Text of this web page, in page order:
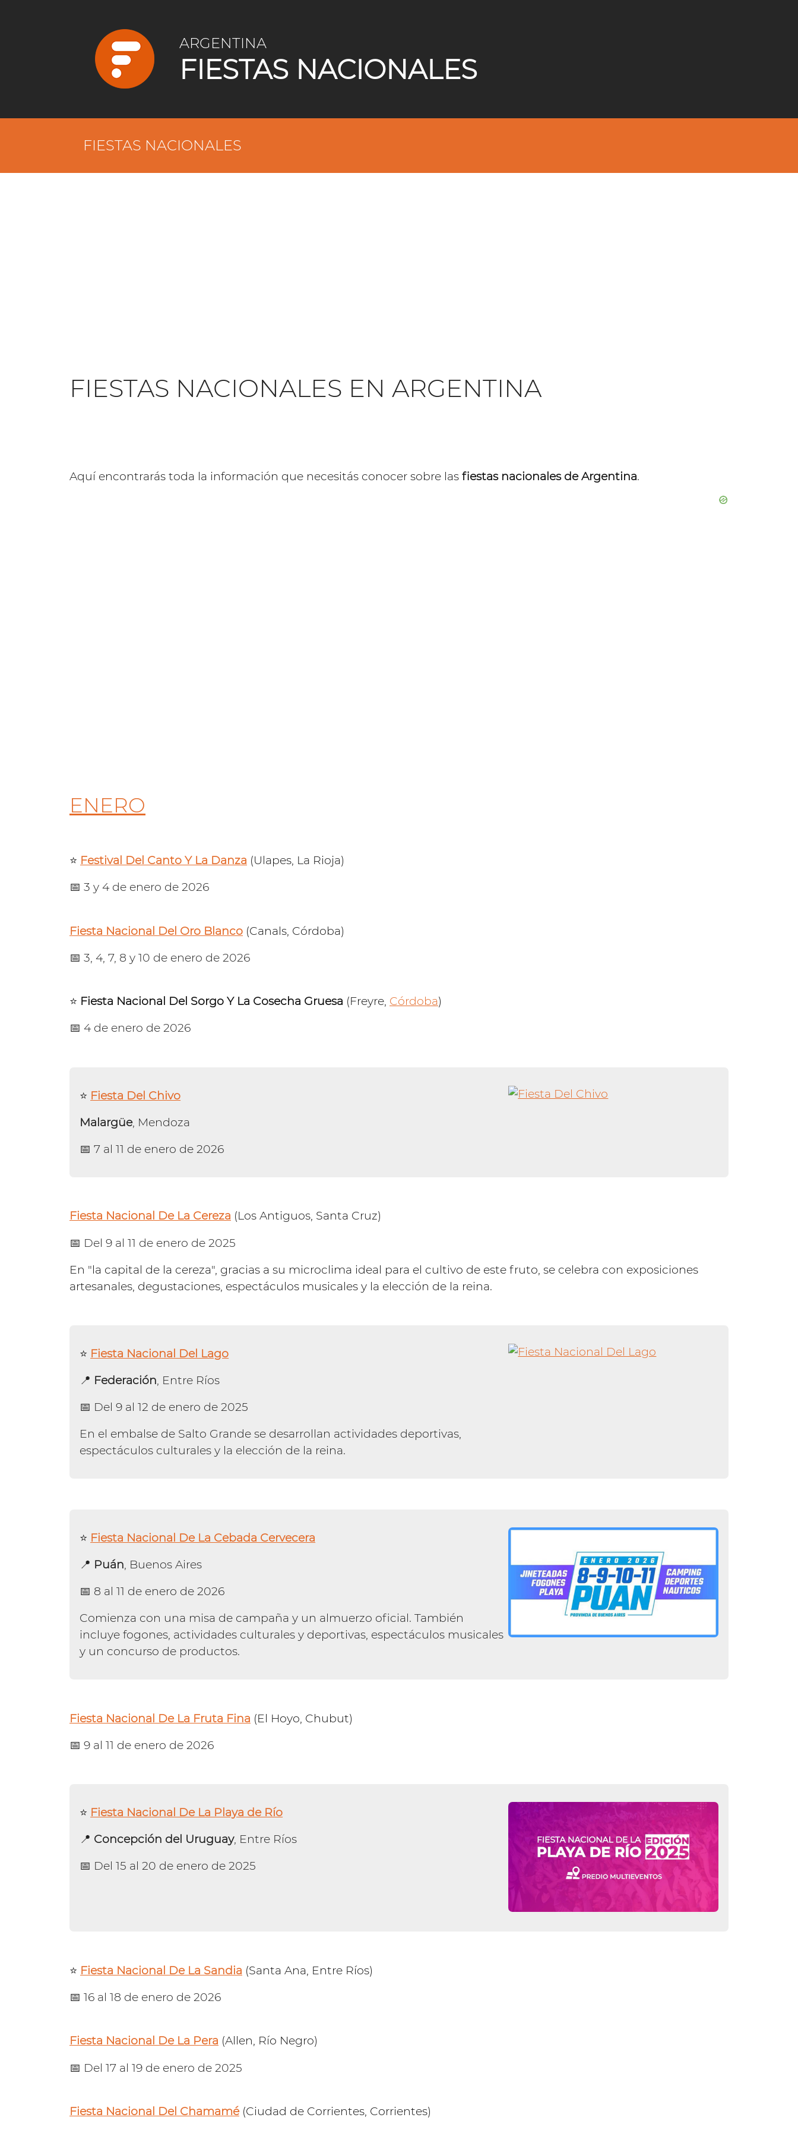
ARGENTINA
FIESTAS NACIONALES
FIESTAS NACIONALES
FIESTAS NACIONALES EN ARGENTINA
Aquí encontrarás toda la información que necesitás conocer sobre las fiestas nacionales de Argentina.
ENERO
⭐️ Festival Del Canto Y La Danza (Ulapes, La Rioja)
📅 3 y 4 de enero de 2026
Fiesta Nacional Del Oro Blanco (Canals, Córdoba)
📅 3, 4, 7, 8 y 10 de enero de 2026
⭐️ Fiesta Nacional Del Sorgo Y La Cosecha Gruesa (Freyre, Córdoba)
📅 4 de enero de 2026
⭐️ Fiesta Del Chivo
Malargüe, Mendoza
📅 7 al 11 de enero de 2026
Fiesta Nacional De La Cereza (Los Antiguos, Santa Cruz)
📅 Del 9 al 11 de enero de 2025
En "la capital de la cereza", gracias a su microclima ideal para el cultivo de este fruto, se celebra con exposiciones
artesanales, degustaciones, espectáculos musicales y la elección de la reina.
⭐️ Fiesta Nacional Del Lago
📍 Federación, Entre Ríos
📅 Del 9 al 12 de enero de 2025
En el embalse de Salto Grande se desarrollan actividades deportivas,
espectáculos culturales y la elección de la reina.
⭐️ Fiesta Nacional De La Cebada Cervecera
📍 Puán, Buenos Aires
📅 8 al 11 de enero de 2026
Comienza con una misa de campaña y un almuerzo oficial. También
incluye fogones, actividades culturales y deportivas, espectáculos musicales
y un concurso de productos.
Fiesta Nacional De La Fruta Fina (El Hoyo, Chubut)
📅 9 al 11 de enero de 2026
⭐️ Fiesta Nacional De La Playa de Río
📍 Concepción del Uruguay, Entre Ríos
📅 Del 15 al 20 de enero de 2025
⭐️ Fiesta Nacional De La Sandia (Santa Ana, Entre Ríos)
📅 16 al 18 de enero de 2026
Fiesta Nacional De La Pera (Allen, Río Negro)
📅 Del 17 al 19 de enero de 2025
Fiesta Nacional Del Chamamé(Ciudad de Corrientes, Corrientes)